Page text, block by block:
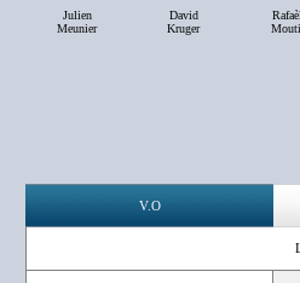
Julien
Meunier
David
Kruger
V.O